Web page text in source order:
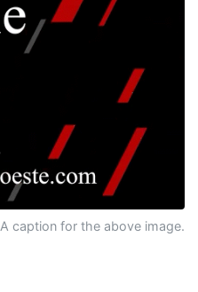
A caption for the above image.